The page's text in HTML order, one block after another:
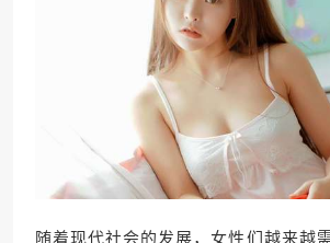
随着现代社会的发展，女性们越来越